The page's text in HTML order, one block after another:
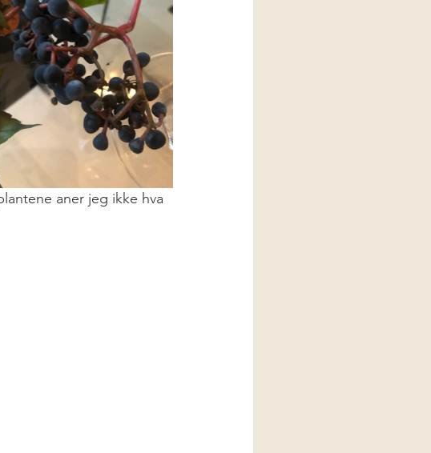
aner jeg ikke hva